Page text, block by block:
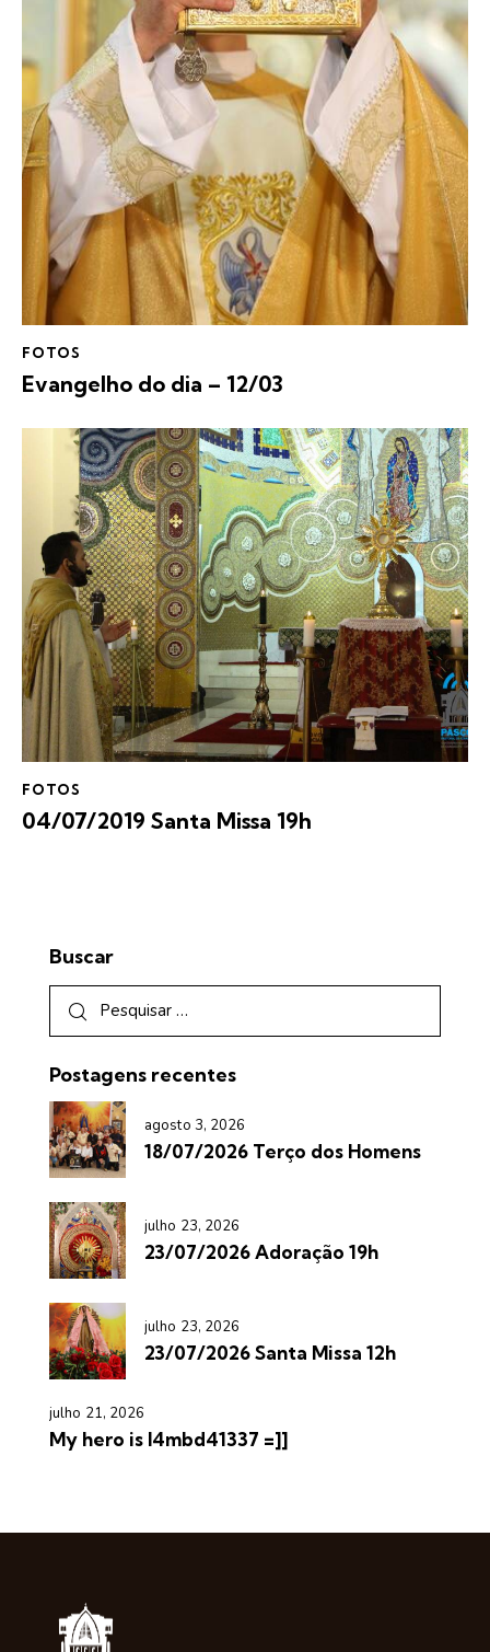
FOTOS
Evangelho do dia – 12/03
FOTOS
04/07/2019 Santa Missa 19h
Buscar
Postagens recentes
agosto 3, 2026
18/07/2026 Terço dos Homens
julho 23, 2026
23/07/2026 Adoração 19h
julho 23, 2026
23/07/2026 Santa Missa 12h
julho 21, 2026
My hero is l4mbd41337 =]]